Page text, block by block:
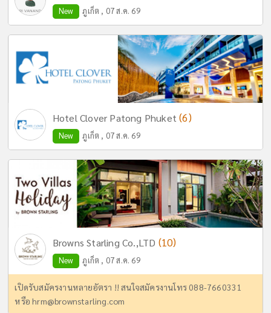
New ภูเก็ต , 07 ส.ค. 69
Hotel Clover Patong Phuket(6)
New ภูเก็ต , 07 ส.ค. 69
Browns Starling Co.,LTD (10)
New ภูเก็ต , 07 ส.ค. 69
เปิดรับสมัครงานหลายอัตรา !! สนใจสมัครงานโทร 088-7660331
หรือhrm@brownstarling.com